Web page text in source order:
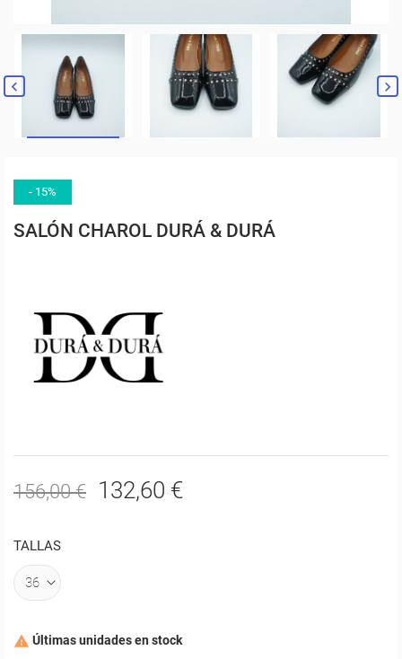
 
- 15%
SALÓN CHAROL DURÁ & DURÁ
156,00 € 132,60 €
TALLAS
 Últimas unidades en stock